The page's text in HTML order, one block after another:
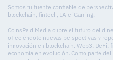
Somos tu fuente confiable de
blockchain, fintech, IA e iGaming.
CoinsPaid Media cubre el futuro del
ofreciéndote nuevas perspectivas y
innovación en blockchain, Web3, DeFi,
economía en evolución. Como parte